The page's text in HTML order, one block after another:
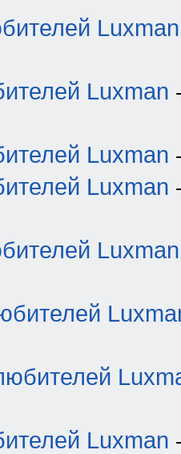
Luxman
Luxman
Luxman
Luxman
Luxman
Luxman